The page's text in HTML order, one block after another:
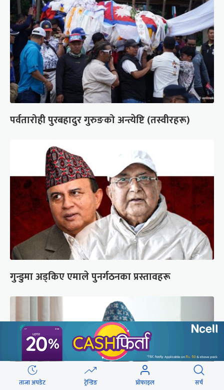
पर्वतारोही पुरबहादुर गुरुङको अन्त्येष्टि (तस्वीरहरू)
गुन्डुमा अड्किए एमाले पुनर्गठनका प्रस्तावहरू
ताजा अपडेट ट्रेन्डिङ प्रोफाइल सर्च